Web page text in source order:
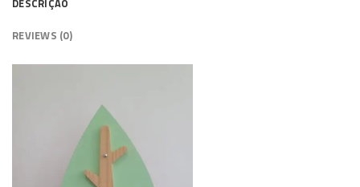
DESCRIÇÃO
REVIEWS (0)